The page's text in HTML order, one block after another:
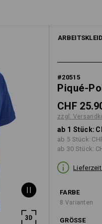
#20515
Piqué-
CHF
zzgl.
ab 1 Stück:
ab 5 Stück:
ab 30 Stück:
FARBE
8 Varianten
GRÖSSE